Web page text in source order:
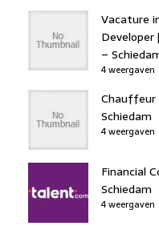
Vacature
Developer
–
4 weergaven
Chauffeur
Schiedam
4 weergaven
Financial
Schiedam
4 weergaven